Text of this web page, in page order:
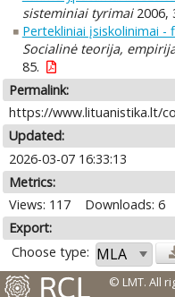
sisteminiai tyrimai2006,
Pertekliniai įsiskolinimai -
Socialinė teorija,
85.
Permalink:
https://www.lituanistika.lt/
Updated:
2026-03-07 16:33:13
Metrics:
Views: 117
Downloads: 6
Export:
Choose type:
© LMT. All